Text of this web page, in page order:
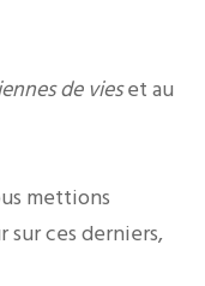
de vieset au
mettions
ces derniers,